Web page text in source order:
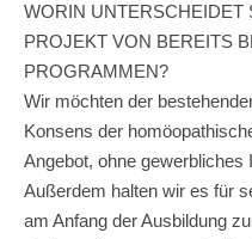
WORIN UNTERSCHEIDET
PROJEKT VON BEREITS
PROGRAMMEN?
Wir möchten der
Konsens der
Angebot, ohne gewerbliches
Außerdem halten wir es für
am Anfang der Ausbildung